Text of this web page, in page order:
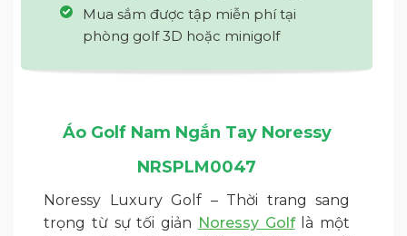
Mua sắm được tập miễn phí tại
phòng golf 3D hoặc minigolf
Áo Golf Nam Ngắn Tay Noressy
NRSPLM0047
Noressy Luxury Golf – Thời trang sang
trọng từ sự tối giản Noressy Golflà một